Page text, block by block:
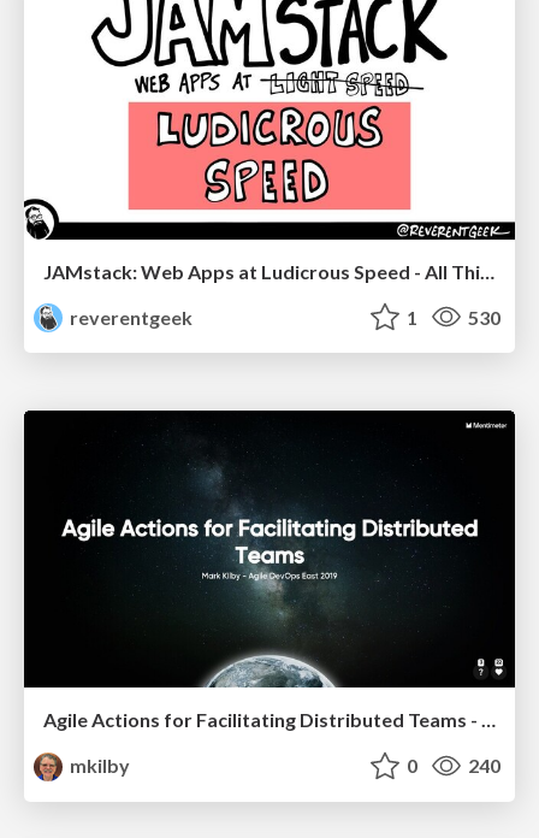
reverentgeek
1 530
Agile Actions for Facilitating Distributed Teams - ADO2019
mkilby
0 240